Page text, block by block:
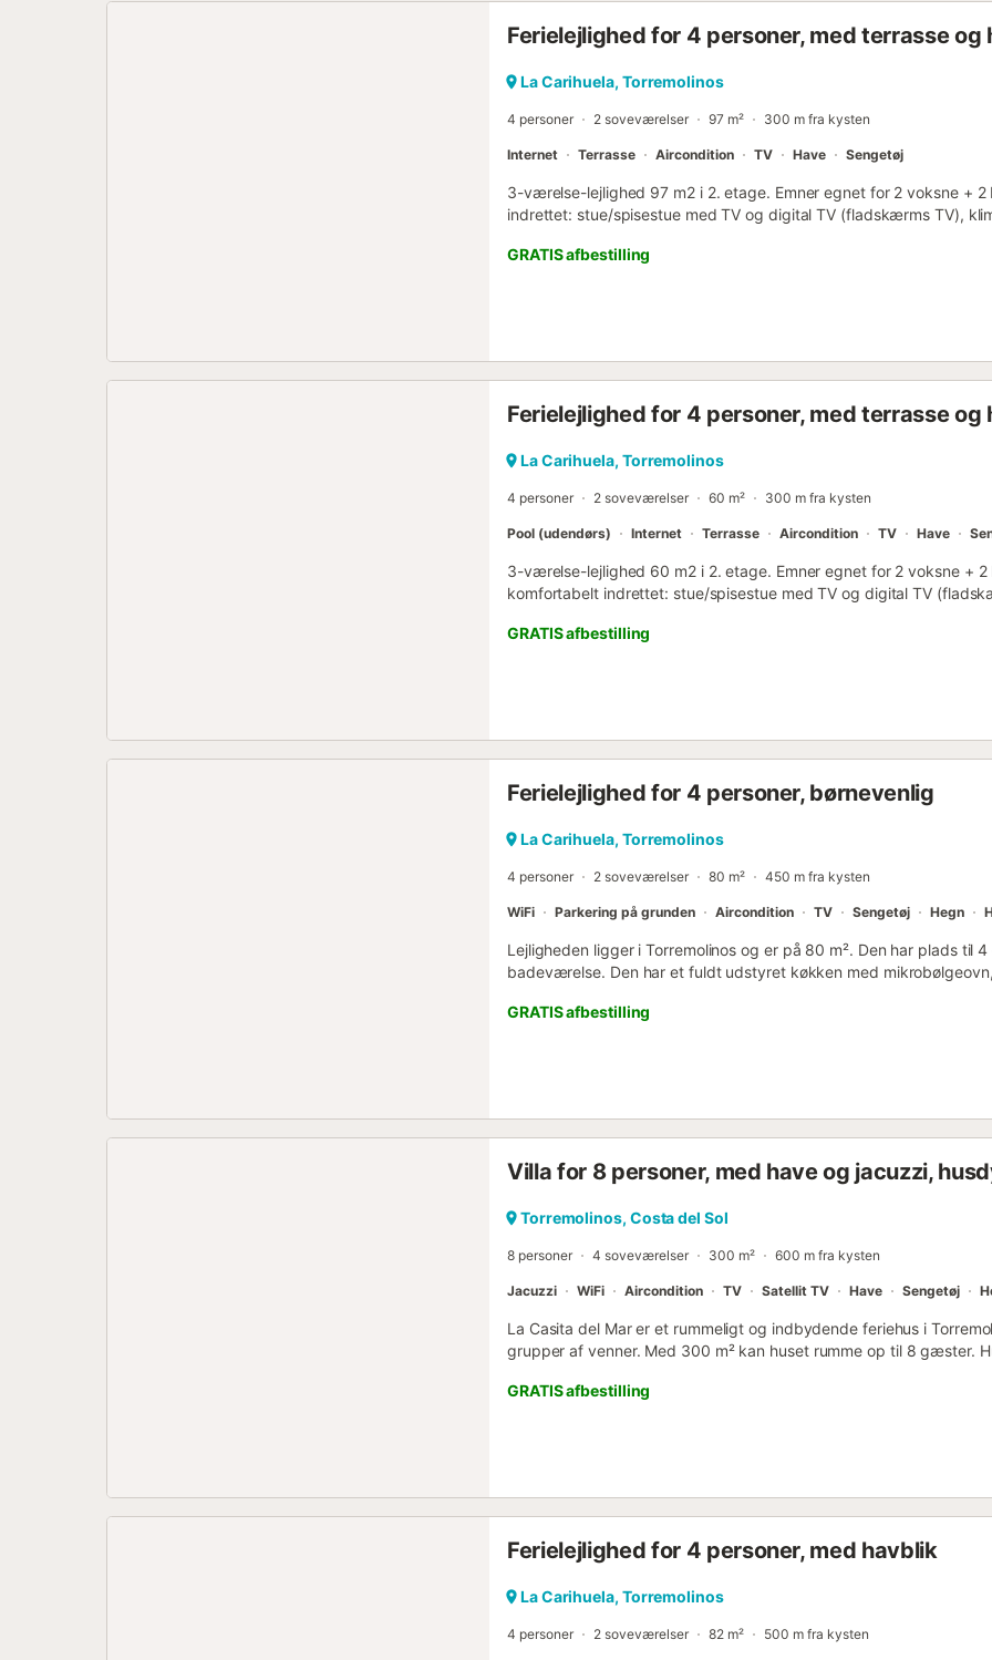
Ferielejlighed for 4 personer, med terrasse og
La Carihuela, Torremolinos
4 personer 2 soveværelser 97 m² 300 m fra kysten
Internet Terrasse Aircondition TV Have Sengetøj
3-værelse-lejlighed 97 m2 i 2. etage. Emner egnet for 2 voksne +
indrettet: stue/spisestue med TV og digital TV (fladskærms TV),
med 1 fransk seng (135 cm, længde 190 cm). Åbent køkken (2
fryser, elektrisk kaffemaskine, kombi-ovn). Brus/WC. Terrasse 10
GRATIS afbestilling
Ferielejlighed for 4 personer, med terrasse og
La Carihuela, Torremolinos
4 personer 2 soveværelser 60 m² 300 m fra kysten
Pool (udendørs) Internet Terrasse Aircondition TV Have
3-værelse-lejlighed 60 m2 i 2. etage. Emner egnet for 2 voksne +
komfortabelt indrettet: stue/spisestue med TV og digital TV
til terrasse. 1 værelse med 1 fransk seng. Åbent køkken (ovn, 4
GRATIS afbestilling
Ferielejlighed for 4 personer, børnevenlig
La Carihuela, Torremolinos
4 personer 2 soveværelser 80 m² 450 m fra kysten
WiFi Parkering på grunden Aircondition TV Sengetøj Hegn
Lejligheden ligger i Torremolinos og er på 80 m². Den har plads til
badeværelse. Den har et fuldt udstyret køkken med
demand, vaskemaskine og en arbejdsplads. Lejligheden byder på
uden trin samt en elevator. En barneseng og en barnestol kan fås
GRATIS afbestilling
Villa for 8 personer, med have og jacuzzi,
Torremolinos, Costa del Sol
8 personer 4 soveværelser 300 m² 600 m fra kysten
Jacuzzi WiFi Aircondition TV Satellit TV Have Sengetøj
La Casita del Mar er et rummeligt og indbydende feriehus i
grupper af venner. Med 300 m² kan huset rumme op til 8 gæster.
inkluderer højhastigheds-Wi-Fi, der er velegnet til fjernarbejde og
arbejdsområde, smart-tv med streamingtjenester, aircondition,
overdækket), altan, grill og et beroligende spabad.
parkering på gaden. Familier med børn og op til 3 kæledyr er
aftale, samt rengøring eller tøjvask under opholdet, kan arrangeres
opfordrer til bæredygtige praksisser med vand- og
GRATIS afbestilling
Ferielejlighed for 4 personer, med havblik
La Carihuela, Torremolinos
4 personer 2 soveværelser 82 m² 500 m fra kysten